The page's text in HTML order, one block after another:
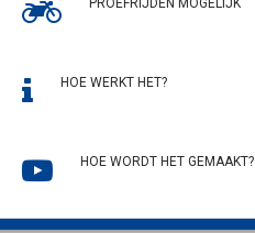
PROEFRIJDEN MOGELIJK
HOE WERKT HET?
HOE WORDT HET GEMAAKT?